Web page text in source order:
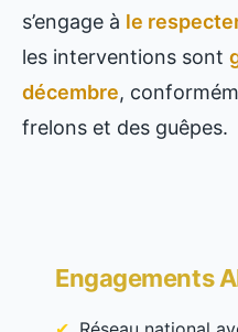
s’engage à le
les interventions sont
décembre,
frelons et des guêpes.
Engagements